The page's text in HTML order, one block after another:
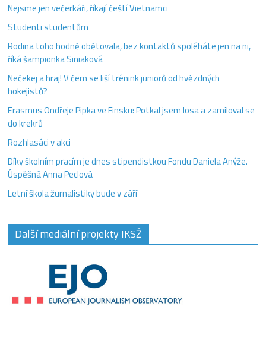
Nejsme jen večerkáři, říkají čeští Vietnamci
Studenti studentům
Rodina toho hodně obětovala, bez kontaktů spoléháte jen na ni,
říká šampionka Siniaková
Nečekej a hraj! V čem se liší trénink juniorů od hvězdných
hokejistů?
Erasmus Ondřeje Pipka ve Finsku: Potkal jsem losa a zamiloval se
do krekrů
Rozhlasáci v akci
Díky školním pracím je dnes stipendistkou Fondu Daniela Anýže.
Úspěšná Anna Peclová
Letní škola žurnalistiky bude v září
Další mediální projekty IKSŽ